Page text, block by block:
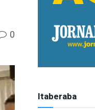
0
Itaberaba